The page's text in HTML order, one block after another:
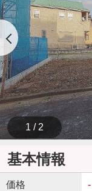
1 / 2
基本情報
価格 -